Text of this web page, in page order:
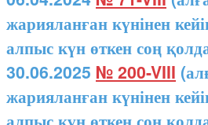
жарияланған күнінен
алпыс күн өткен соң
30.06.2025 № 200-VIII
жарияланған күнінен